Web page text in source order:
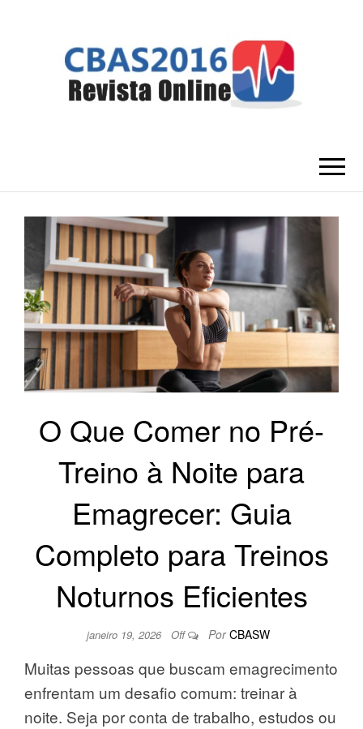
REVISTA
ONLINE
O Que Comer no Pré-
Treino à Noite para
Emagrecer: Guia
Completo para Treinos
Noturnos Eficientes
janeiro 19, 2026 Off Por CBASW
Muitas pessoas que buscam emagrecimento
enfrentam um desafio comum: treinar à
noite. Seja por conta de trabalho, estudos ou